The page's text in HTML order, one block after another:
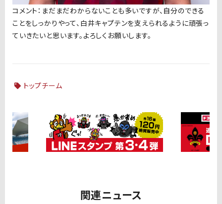
コメント：まだまだわからないことも多いですが、自分のできる
ことをしっかりやって、白井キャプテンを支えられるように頑張っ
ていきたいと思います。よろしくお願いします。
トップチーム
関連ニュース